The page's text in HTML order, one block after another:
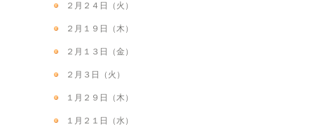
２月２４日（火）
２月１９日（木）
２月１３日（金）
２月３日（火）
１月２９日（木）
１月２１日（水）